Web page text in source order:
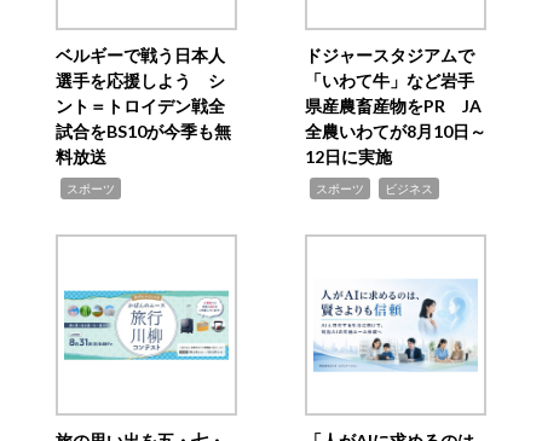
ベルギーで戦う日本人
選手を応援しよう シ
ント＝トロイデン戦全
試合をBS10が今季も無
料放送
スポーツ
ドジャースタジアムで
「いわて牛」など岩手
県産農畜産物をPR JA
全農いわてが8月10日～
12日に実施
スポーツ ビジネス